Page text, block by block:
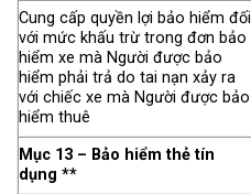
Cung cấp quyền lợi bảo hiểm đối
với mức khấu trừ trong đơn bảo
hiểm xe mà Người được bảo
hiểm phải trả do tai nạn xảy ra
với chiếc xe mà Người được bảo
hiểm thuê
Mục 13 – Bảo hiểm thẻ tín
dụng **